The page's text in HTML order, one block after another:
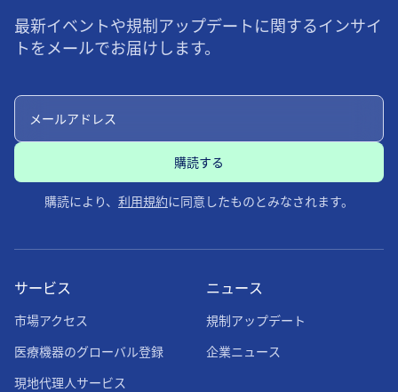
最新イベントや規制アップデートに関するインサイ
トをメールでお届けします。
購読により、 利用規約に同意したものとみなされます。
ニュース
規制アップデート
企業ニュース
サービス
市場アクセス
医療機器のグローバル登録
現地代理人サービス